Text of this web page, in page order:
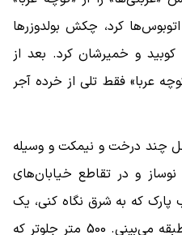
کرد، چکش بولدوزرها
و خمیرشان کرد. بعد از
از ابهت «کوچه عربا» فقط تلی از خرده آجر
چند درخت و نیمکت و وسیله
و در تقاطع خیابان‌های
که به شرق نگاه کنی، یک
ساختمان متروک نیمه کاره 10 طبقه می‌بینی. 500 متر جلوتر که